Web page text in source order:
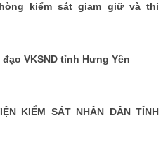
kiểm sát giam giữ và thi
VKSND tỉnh Hưng Yên
KIỂM SÁT NHÂN DÂN TỈNH